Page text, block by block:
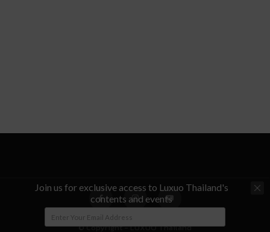
© Copyright - LUXUO Thailand
Join us for exclusive access to Luxuo Thailand's
contents and events